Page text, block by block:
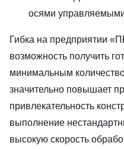
осями
Гибка на предприятии
возможность получить
минимальным
значительно повышает
привлекательность
выполнение
высокую скорость